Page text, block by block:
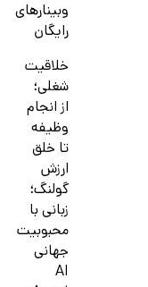
وبینارهای
رایگان
خلاقیت
شغلی؛
از انجام
وظیفه
تا خلق
ارزش
گولنگ؛
زبانی با
محبوبیت
جهانی
AI